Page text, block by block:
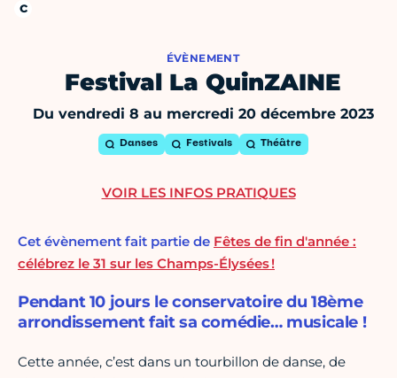
ÉVÈNEMENT
Festival La QuinZAINE
Du vendredi 8 au mercredi 20 décembre 2023
Danses Festivals Théâtre
Cet évènement fait partie de Fêtes de fin d'année :
célébrez le 31 sur les Champs-Élysées !
Pendant 10 jours le conservatoire du 18ème
arrondissement fait sa comédie… musicale !
Cette année, c’est dans un tourbillon de danse, de
VOIR LES INFOS PRATIQUES